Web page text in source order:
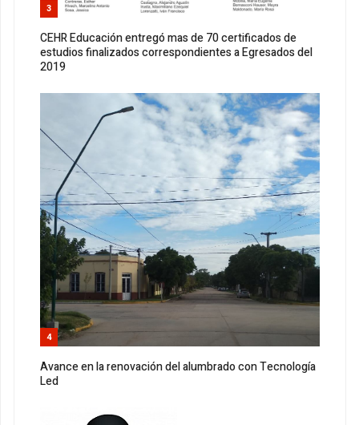
3
CEHR Educación entregó mas de 70 certificados de
estudios finalizados correspondientes a Egresados del
2019
4
Avance en la renovación del alumbrado con Tecnología
Led